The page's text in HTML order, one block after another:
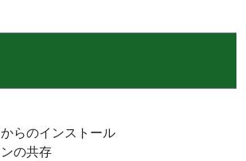
らのインストール
の共存